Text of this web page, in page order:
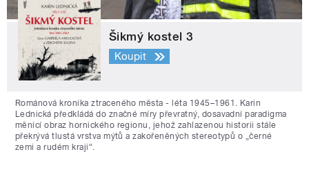
Šikmý kostel 3
Koupit
Románová kronika ztraceného města - léta 1945–1961. Karin
Lednická předkládá do značné míry převratný, dosavadní paradigma
měnící obraz hornického regionu, jehož zahlazenou historii stále
překrývá tlustá vrstva mýtů a zakořeněných stereotypů o „černé
zemi a rudém kraji“.